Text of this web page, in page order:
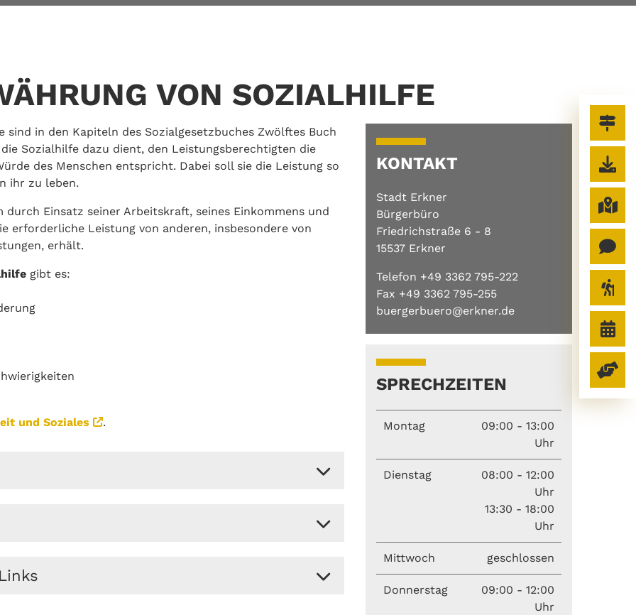
VON SOZIALHILFE
in den Kapiteln des Sozialgesetzbuches Zwölftes Buch
Sozialhilfe dazu dient, den Leistungsberechtigten die
des Menschen entspricht. Dabei soll sie die Leistung so
ihr zu leben.
Einsatz seiner Arbeitskraft, seines Einkommens und
erforderliche Leistung von anderen, insbesondere von
erhält.
gibt es:
und Soziales
.
KONTAKT
Stadt Erkner
Bürgerbüro
Friedrichstraße 6 - 8
15537 Erkner
Telefon +49 3362 795-222
Fax +49 3362 795-255
buergerbuero@erkner.de
SPRECHZEITEN
Montag
09:00 - 13:00
Uhr
Dienstag
08:00 - 12:00
Uhr
13:30 - 18:00
Uhr
Mittwoch geschlossen
Donnerstag
09:00 - 12:00
Uhr